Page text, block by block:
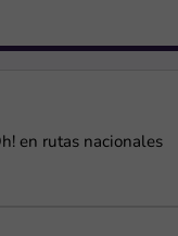
en rutas nacionales